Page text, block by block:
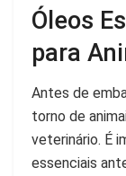
Óleos
para
Antes de
torno de
veterinário. É
essenciais